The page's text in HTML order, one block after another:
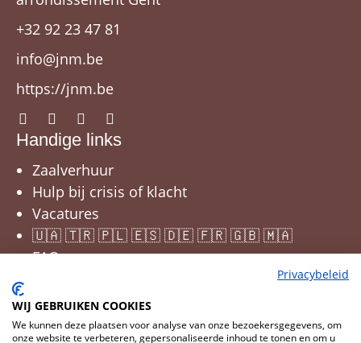
+32 92 23 47 81
info@jnm.be
https://jnm.be
Handige links
Zaalverhuur
Hulp bij crisis of klacht
Vacatures
🇺🇦 🇹🇷 🇵🇱 🇪🇸 🇩🇪 🇫🇷 🇬🇧 🇲🇦
FAQ
Privacybeleid
WIJ GEBRUIKEN COOKIES
We kunnen deze plaatsen voor analyse van onze bezoekersgegevens, om
onze website te verbeteren, gepersonaliseerde inhoud te tonen en om u